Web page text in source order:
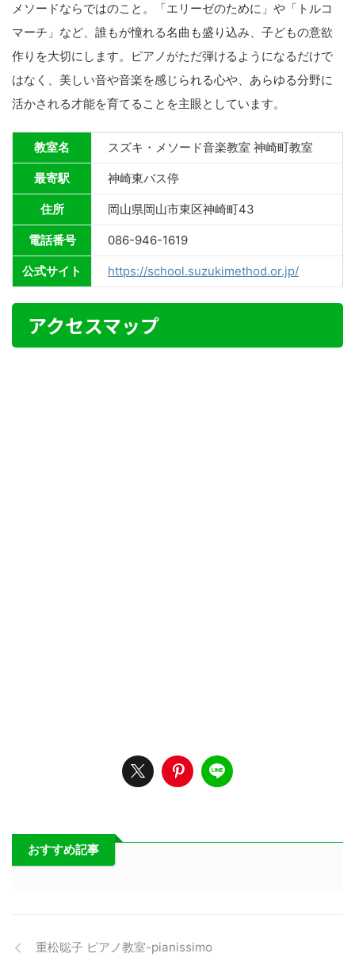
メソードならではのこと。「エリーゼのために」や「トルコ
マーチ」など、誰もが憧れる名曲も盛り込み、子どもの意欲
作りを大切にします。ピアノがただ弾けるようになるだけで
はなく、美しい音や音楽を感じられる心や、あらゆる分野に
活かされる才能を育てることを主眼としています。
教室名 スズキ・メソード音楽教室 神崎町教室
最寄駅 神崎東バス停
住所 岡山県岡山市東区神崎町43
電話番号 086-946-1619
公式サイト https://school.suzukimethod.or.jp/
アクセスマップ
おすすめ記事
重松聡子 ピアノ教室-pianissimo